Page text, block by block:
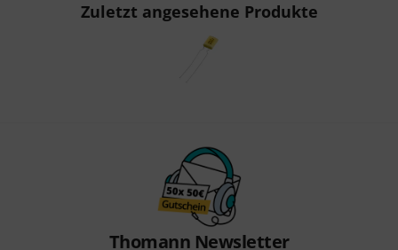
Zuletzt angesehene Produkte
Thomann Newsletter